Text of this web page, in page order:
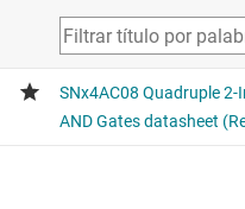
Voltage range 2V to 6V,
average drive strength